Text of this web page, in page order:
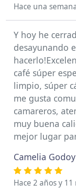
Hace una
Y hoy he
desayunando
café súper
limpio, súper
me gusta
camareros,
muy buena
mejor lugar
Camelia
Hace 2 años y 11